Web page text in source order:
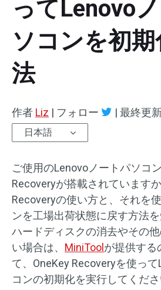
ってLenovo
ソコンを初
法
作者 Liz | フォロー | 最終更
日本語
ご使用のLenovoノートパソコ
Recoveryが搭載されています
Recoveryの使い方と、それを
ンを工場出荷状態に戻す方法
ハードディスクの消去やその
い場合は、 MiniTool が提供する
て、OneKey Recoveryを使っ
コンの初期化を実行してくださ